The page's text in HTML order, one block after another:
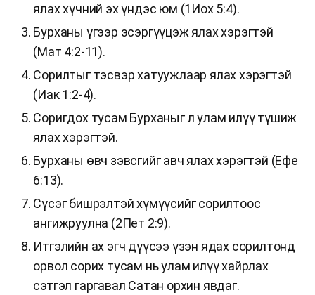
ялах хүчний эх үндэс юм (1Иох 5:4).
Бурханы үгээр эсэргүүцэж ялах хэрэгтэй
(Мат 4:2-11).
Сорилтыг тэсвэр хатуужлаар ялах хэрэгтэй
(Иак 1:2-4).
Соригдох тусам Бурханыг л улам илүү түшиж
ялах хэрэгтэй.
Бурханы өвч зэвсгийг авч ялах хэрэгтэй (Ефе
6:13).
Сүсэг бишрэлтэй хүмүүсийг сорилтоос
ангижруулна (2Пет 2:9).
Итгэлийн ах эгч дүүсээ үзэн ядах сорилтонд
орвол сорих тусам нь улам илүү хайрлах
сэтгэл гаргавал Сатан орхин явдаг.